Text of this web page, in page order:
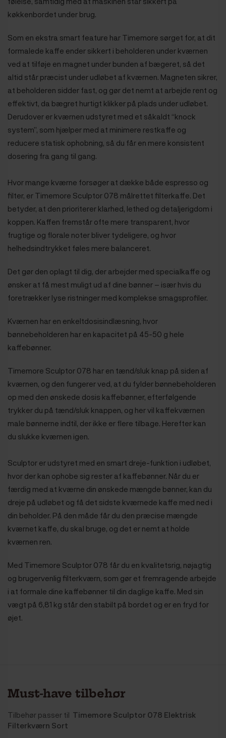
køkkenbordet under brug.
Som en ekstra smart feature har Timemore sørget for, at dit
formalede kaffe ender sikkert i beholderen under kværnen
ved at tilføje en magnet under bunden af bægeret, så det
altid står præcist under udløbet af kværnen. Magneten sikrer,
at beholderen sidder fast, og gør det nemt at arbejde rent og
effektivt, da bægret hurtigt klikker på plads under udløbet.
Derudover er kværnen udstyret med et såkaldt “knock
system”, som hjælper med at minimere restkaffe og
reducere statisk ophobning, så du får en mere konsistent
dosering fra gang til gang.
Hvor mange kværne forsøger at dække både espresso og
filter, er Timemore Sculptor 078 målrettet filterkaffe. Det
betyder, at den prioriterer klarhed, lethed og detaljerigdom i
koppen. Kaffen fremstår ofte mere transparent, hvor
frugtige og florale noter bliver tydeligere, og hvor
helhedsindtrykket føles mere balanceret.
Det gør den oplagt til dig, der arbejder med specialkaffe og
ønsker at få mest muligt ud af dine bønner – især hvis du
foretrækker lyse ristninger med komplekse smagsprofiler.
Kværnen har en enkeltdosisindlæsning, hvor
bønnebeholderen har en kapacitet på 45-50 g hele
kaffebønner.
Timemore Sculptor 078 har en tænd/sluk knap på siden af
kværnen, og den fungerer ved, at du fylder bønnebeholderen
op med den ønskede dosis kaffebønner, efterfølgende
trykker du på tænd/sluk knappen, og her vil kaffekværnen
male bønnerne indtil, der ikke er flere tilbage. Herefter kan
du slukke kværnen igen.
Sculptor er udstyret med en smart dreje-funktion i udløbet,
hvor der kan ophobe sig rester af kaffebønner. Når du er
færdig med at kværne din ønskede mængde bønner, kan du
dreje på udløbet og få det sidste kværnede kaffe med ned i
din beholder. På den måde får du den præcise mængde
kværnet kaffe, du skal bruge, og det er nemt at holde
kværnen ren.
Med Timemore Sculptor 078 får du en kvalitetsrig, nøjagtig
og brugervenlig filterkværn, som gør et fremragende arbejde
i at formale dine kaffebønner til din daglige kaffe. Med sin
vægt på 6,81 kg står den stabilt på bordet og er en fryd for
øjet.
Must-have tilbehør
Tilbehør passer til Timemore Sculptor 078 Elektrisk
Filterkværn Sort